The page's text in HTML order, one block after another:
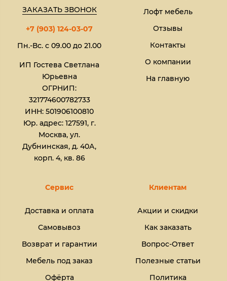
ЗАКАЗАТЬ ЗВОНОК
+7 (903) 124-03-07
Пн.-Вс. с 09.00 до 21.00
ИП Гостева Светлана
Юрьевна​
ОГРНИП:
321774600782733
ИНН: 501906100810
Юр. адрес: 127591, г.
Москва, ул.
Дубнинская, д. 40А,
корп. 4, кв. 86
Лофт мебель
Отзывы
Контакты
О компании
На главную
Сервис
Доставка и оплата
Самовывоз
Возврат и гарантии
Мебель под заказ
Офёрта
Клиентам
Акции и скидки
Как заказать
Вопрос-Ответ
Полезные статьи
Политика